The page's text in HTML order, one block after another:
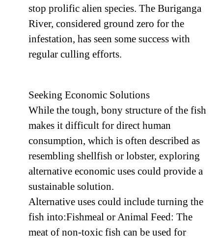
stop prolific alien species. The Buriganga
River, considered ground zero for the
infestation, has seen some success with
regular culling efforts.
Seeking Economic Solutions
While the tough, bony structure of the fish
makes it difficult for direct human
consumption, which is often described as
resembling shellfish or lobster, exploring
alternative economic uses could provide a
sustainable solution.
Alternative uses could include turning the
fish into:Fishmeal or Animal Feed: The
meat of non-toxic fish can be used for